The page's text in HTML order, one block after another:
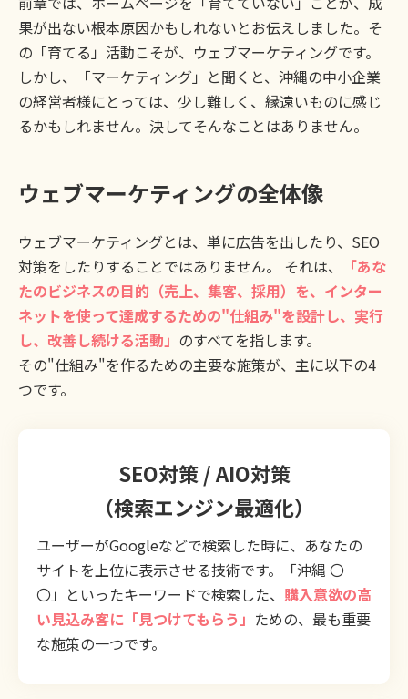
果が出ない根本原因かもしれないとお伝えしました。そ
の「育てる」活動こそが、ウェブマーケティングです。
しかし、「マーケティング」と聞くと、沖縄の中小企業
の経営者様にとっては、少し難しく、縁遠いものに感じ
るかもしれません。決してそんなことはありません。
ウェブマーケティングの全体像
ウェブマーケティングとは、単に広告を出したり、SEO
対策をしたりすることではありません。 それは、
「あな
たのビジネスの目的（売上、集客、採用）を、インター
ネットを使って達成するための"仕組み"を設計し、実行
し、改善し続ける活動」 のすべてを指します。
その"仕組み"を作るための主要な施策が、主に以下の4
つです。
SEO対策 / AIO対策
（検索エンジン最適化）
ユーザーがGoogleなどで検索した時に、あなたの
サイトを上位に表示させる技術です。「沖縄 〇
〇」といったキーワードで検索した、 購入意欲の高
い見込み客に「見つけてもらう」 ための、最も重要
な施策の一つです。